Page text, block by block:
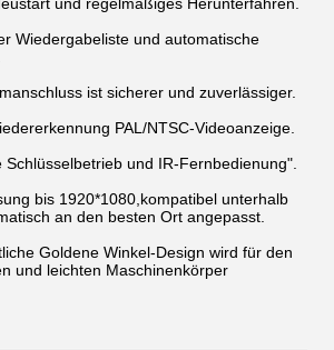
Wiedergabeliste und automatische
ist sicherer und zuverlässiger.
PAL/NTSC-Videoanzeige.
Schlüsselbetrieb und IR-Fernbedienung".
bis 1920*1080,kompatibel unterhalb
an den besten Ort angepasst.
Goldene Winkel-Design wird für den
und leichten Maschinenkörper